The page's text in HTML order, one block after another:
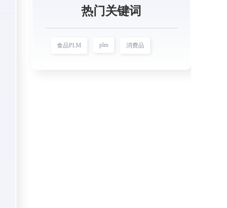
热门关键词
食品PLM plm 消费品